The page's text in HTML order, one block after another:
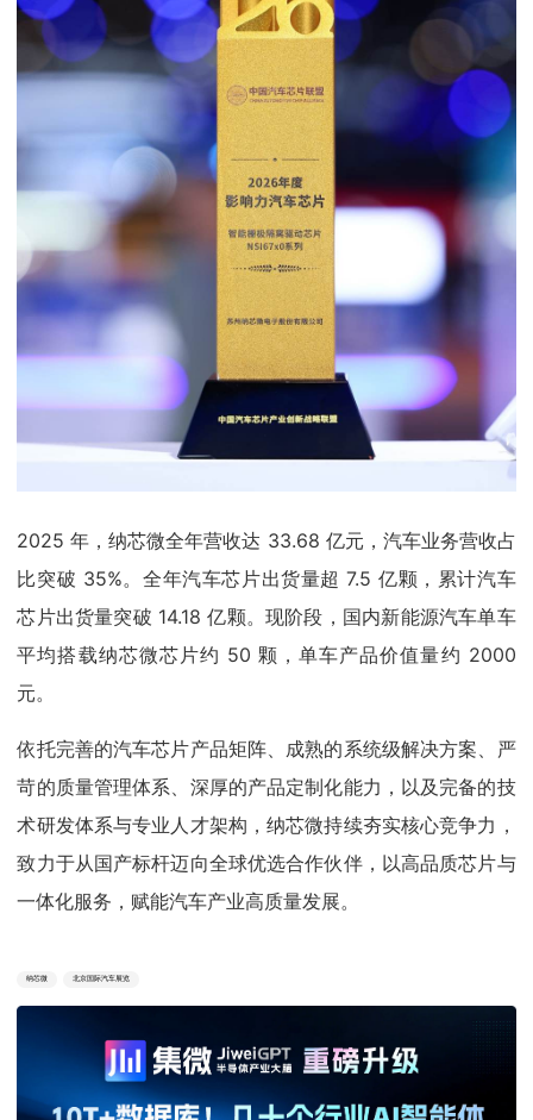
2025 年，纳芯微全年营收达 33.68 亿元，汽车业务营收占
比突破 35%。全年汽车芯片出货量超 7.5 亿颗，累计汽车
芯片出货量突破 14.18 亿颗。现阶段，国内新能源汽车单车
平均搭载纳芯微芯片约 50 颗，单车产品价值量约 2000
元。
依托完善的汽车芯片产品矩阵、成熟的系统级解决方案、严
苛的质量管理体系、深厚的产品定制化能力，以及完备的技
术研发体系与专业人才架构，纳芯微持续夯实核心竞争力，
致力于从国产标杆迈向全球优选合作伙伴，以高品质芯片与
一体化服务，赋能汽车产业高质量发展。
纳芯微 北京国际汽车展览